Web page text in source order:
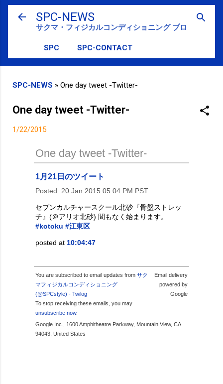
スキップしてメイン コンテンツに移動
SPC-NEWS
サクマ・フィジカルコンディショニング ブログ
SPC SPC-CONTACT
SPC-NEWS » One day tweet -Twitter-
One day tweet -Twitter-
1/22/2015
One day tweet -Twitter-
1月21日のツイート
Posted: 20 Jan 2015 05:04 PM PST
セブンカルチャースクール北砂『骨盤ストレッ
チ』(＠アリオ北砂) 間もなく始まります。
#kotoku #江東区
posted at 10:04:47
You are subscribed to email updates from サク
マフィジカルコンディショニング
(@SPCstyle) - Twilog
To stop receiving these emails, you may
unsubscribe now.
Email delivery
powered by
Google
Google Inc., 1600 Amphitheatre Parkway, Mountain View, CA
94043, United States